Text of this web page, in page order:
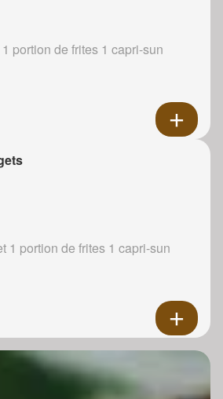
portion de frites 1 capri-sun
1 portion de frites 1 capri-sun